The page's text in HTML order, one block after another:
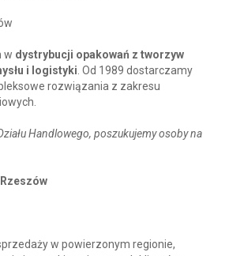
w dystrybucji opakowań z tworzyw
i logistyki . Od 1989 dostarczamy
rozwiązania z zakresu
Handlowego, poszukujemy osoby na
Rzeszów
w powierzonym regionie,